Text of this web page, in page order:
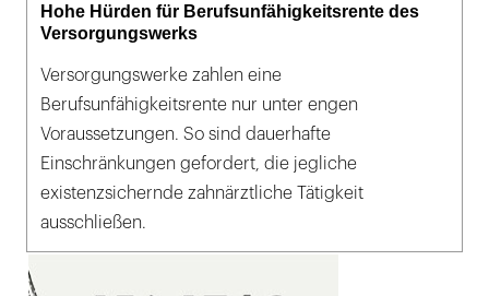
Hohe Hürden für Berufsunfähigkeitsrente des
Versorgungswerks
Versorgungswerke zahlen eine
Berufsunfähigkeitsrente nur unter engen
Voraussetzungen. So sind dauerhafte
Einschränkungen gefordert, die jegliche
existenzsichernde zahnärztliche Tätigkeit
ausschließen.